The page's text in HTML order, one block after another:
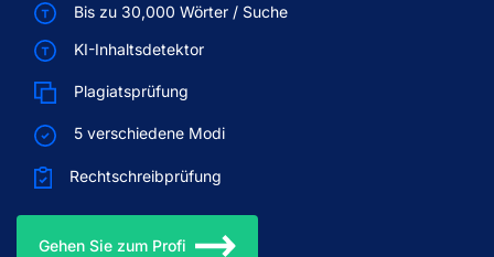
Bis zu 30,000 Wörter / Suche
KI-Inhaltsdetektor
Plagiatsprüfung
5 verschiedene Modi
Rechtschreibprüfung
Gehen Sie zum Profi